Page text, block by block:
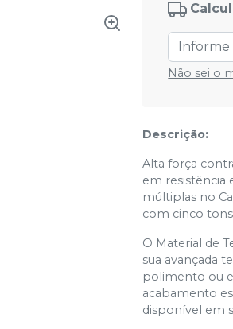
Não sei o
Descrição:
Alta força
em resistência
múltiplas no
com cinco
O Material de
sua avançada
polimento ou
acabamento
disponível em